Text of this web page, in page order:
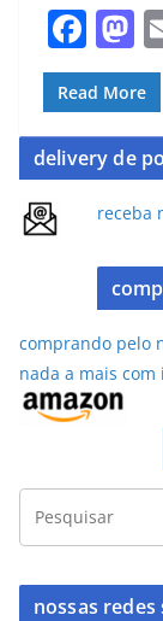
F
a
c
e
b
o
o
k
a
st
o
d
o
n
Read More
delivery de
receba
comprando pelo
nada a mais com
nossas redes